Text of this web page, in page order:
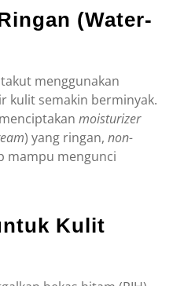
(Water-
menggunakan
kulit semakin berminyak.
moisturizer
) yang ringan,non-
mampu mengunci
Kulit